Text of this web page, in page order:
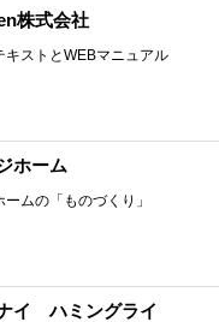
株式会社
キストとWEBマニュアル
ホーム
ムの「ものづくり」
イ ハミングライ